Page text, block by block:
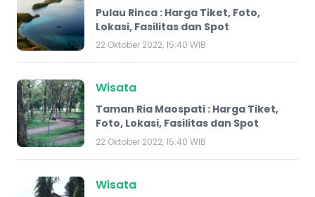
Pulau Rinca : Harga Tiket, Foto,
Lokasi, Fasilitas dan Spot
22 Oktober 2022, 15:40 WIB
Wisata
Taman Ria Maospati : Harga Tiket,
Foto, Lokasi, Fasilitas dan Spot
22 Oktober 2022, 15:40 WIB
Wisata